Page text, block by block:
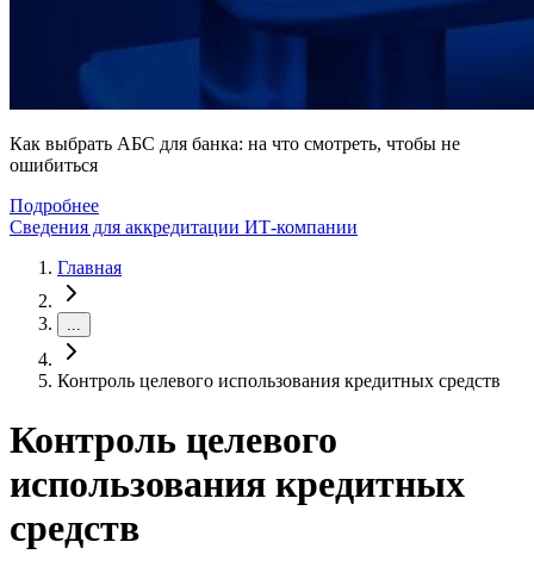
Как выбрать АБС для банка: на что смотреть, чтобы не
ошибиться
Подробнее
Сведения для аккредитации ИТ-компании
Главная
...
Контроль целевого использования кредитных средств
Контроль целевого
использования кредитных
средств